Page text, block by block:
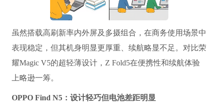
虽然搭载高刷新率内外屏及多摄组合，在商务使用场景中
表现稳定，但其机身明显更厚重、续航略显不足。对比荣
耀Magic V5的超轻薄设计，Z Fold5在便携性和续航体验
上略逊一筹。
OPPO Find N5：设计轻巧但电池差距明显